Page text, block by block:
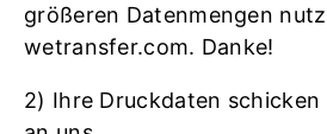
größeren Datenmengen
wetransfer.com. Danke!
2) Ihre Druckdaten